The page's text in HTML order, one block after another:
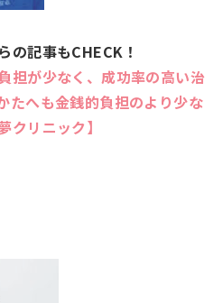
の記事もCHECK！
担が少なく、成功率の高い治
たへも金銭的負担のより少な
クリニック】